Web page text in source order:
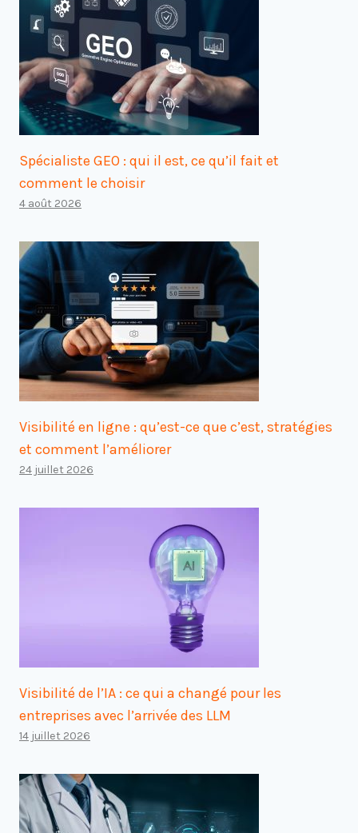
Spécialiste GEO : qui il est, ce qu’il fait et
comment le choisir
4 août 2026
Visibilité en ligne : qu’est-ce que c’est, stratégies
et comment l’améliorer
24 juillet 2026
Visibilité de l’IA : ce qui a changé pour les
entreprises avec l’arrivée des LLM
14 juillet 2026